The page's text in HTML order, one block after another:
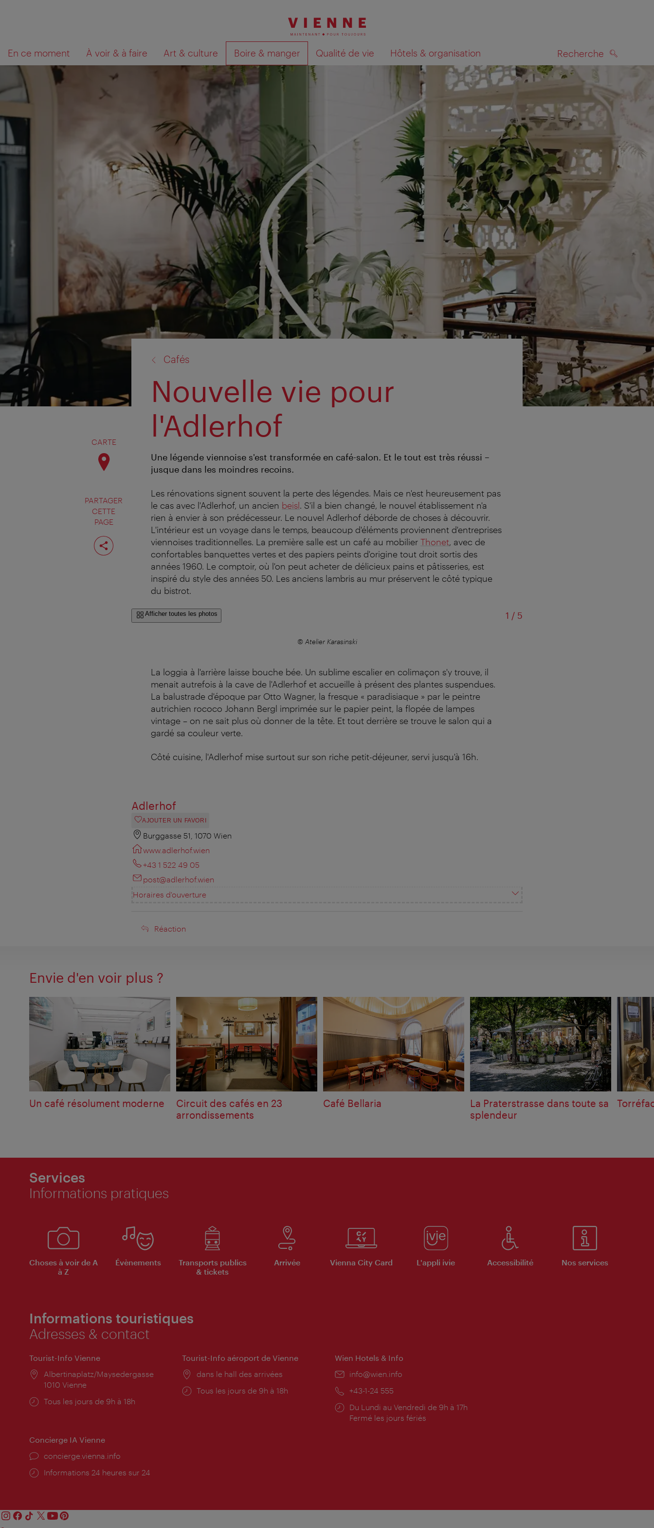
En ce moment À voir & à faire Art & culture Boire & manger Qualité de vie Hôtels & organisation Recherche
Que
cherchez-
vous?
Afficher les résultats de la recherche sur la carte RECHERCHE
CARTE
PARTAGER
CETTE
PAGE
Partager
cette
page
Cafés
Nouvelle vie pour
l'Adlerhof
Une légende viennoise s'est transformée en café-salon. Et le tout est très réussi –
jusque dans les moindres recoins.
Les rénovations signent souvent la perte des légendes. Mais ce n'est heureusement pas
le cas avec l'Adlerhof, un ancien beisl. S'il a bien changé, le nouvel établissement n'a
rien à envier à son prédécesseur. Le nouvel Adlerhof déborde de choses à découvrir.
L'intérieur est un voyage dans le temps, beaucoup d'éléments proviennent d'entreprises
viennoises traditionnelles. La première salle est un café au mobilier Thonet, avec de
confortables banquettes vertes et des papiers peints d'origine tout droit sortis des
années 1960. Le comptoir, où l'on peut acheter de délicieux pains et pâtisseries, est
inspiré du style des années 50. Les anciens lambris au mur préservent le côté typique
du bistrot.
Afficher toutes les photos 1 /sur
5
© Atelier Karasinski
La loggia à l'arrière laisse bouche bée. Un sublime escalier en colimaçon s'y trouve, il
menait autrefois à la cave de l'Adlerhof et accueille à présent des plantes suspendues.
La balustrade d'époque par Otto Wagner, la fresque « paradisiaque » par le peintre
autrichien rococo Johann Bergl imprimée sur le papier peint, la flopée de lampes
vintage – on ne sait plus où donner de la tête. Et tout derrière se trouve le salon qui a
gardé sa couleur verte.
Côté cuisine, l'Adlerhof mise surtout sur son riche petit-déjeuner, servi jusqu'à 16h.
Adlerhof
AJOUTER UN FAVORI
Burggasse 51, 1070 Wien
www.adlerhof.wien
+43 1 522 49 05
post@adlerhof.wien
Horaires d'ouverture
Réaction
Réaction
Envie d'en voir plus ?
Un café résolument moderne
Circuit des cafés en 23
arrondissements
Café Bellaria
La Praterstrasse dans toute sa
splendeur
Services
Informations pratiques
Choses à voir de A
à Z
Évènements
Transports publics
& tickets
Arrivée Vienna City Card L'appli ivie Accessibilité Nos services
Informations touristiques
Adresses & contact
Tourist-Info Vienne
Lieu:
Albertinaplatz/Maysedergasse
1010 Vienne
Horaires
Tous les jours de 9h à 18h
Tourist-Info aéroport de Vienne
Lieu:
dans le hall des arrivées
Horaires
Tous les jours de 9h à 18h
Wien Hotels & Info
E-
info@wien.info
Téléphone:
+43-1-24 555
Horaires
d'ouverture:
Du Lundi au Vendredi de 9h à 17h
Fermé les jours fériés
Concierge IA Vienne
Ort:
concierge.vienna.info
Öffnungszeiten:
Informations 24 heures sur 24